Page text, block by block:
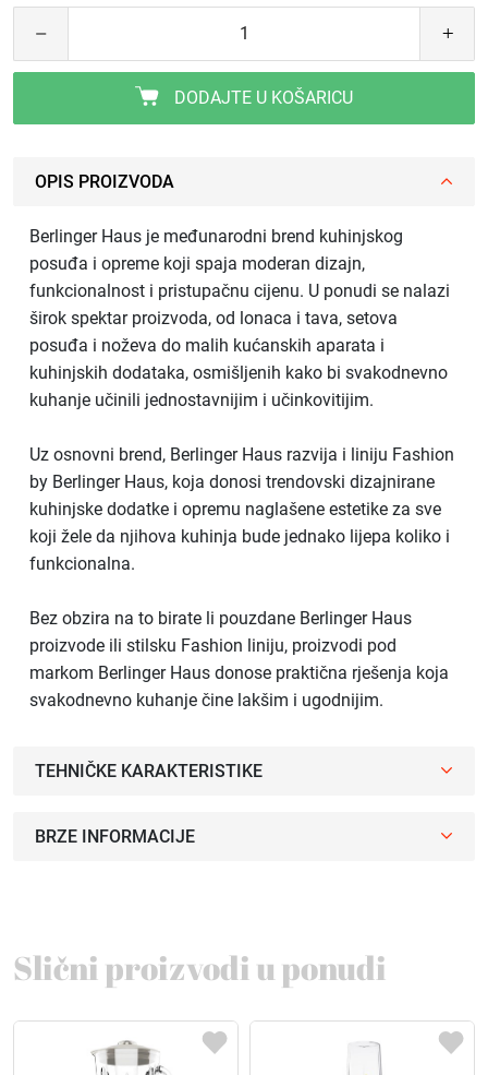
DODAJTE U KOŠARICU
OPIS PROIZVODA
Berlinger Haus je međunarodni brend kuhinjskog
posuđa i opreme koji spaja moderan dizajn,
funkcionalnost i pristupačnu cijenu. U ponudi se nalazi
širok spektar proizvoda, od lonaca i tava, setova
posuđa i noževa do malih kućanskih aparata i
kuhinjskih dodataka, osmišljenih kako bi svakodnevno
kuhanje učinili jednostavnijim i učinkovitijim.
Uz osnovni brend, Berlinger Haus razvija i liniju Fashion
by Berlinger Haus, koja donosi trendovski dizajnirane
kuhinjske dodatke i opremu naglašene estetike za sve
koji žele da njihova kuhinja bude jednako lijepa koliko i
funkcionalna.
Bez obzira na to birate li pouzdane Berlinger Haus
proizvode ili stilsku Fashion liniju, proizvodi pod
markom Berlinger Haus donose praktična rješenja koja
svakodnevno kuhanje čine lakšim i ugodnijim.
TEHNIČKE KARAKTERISTIKE
BRZE INFORMACIJE
Slični proizvodi u ponudi